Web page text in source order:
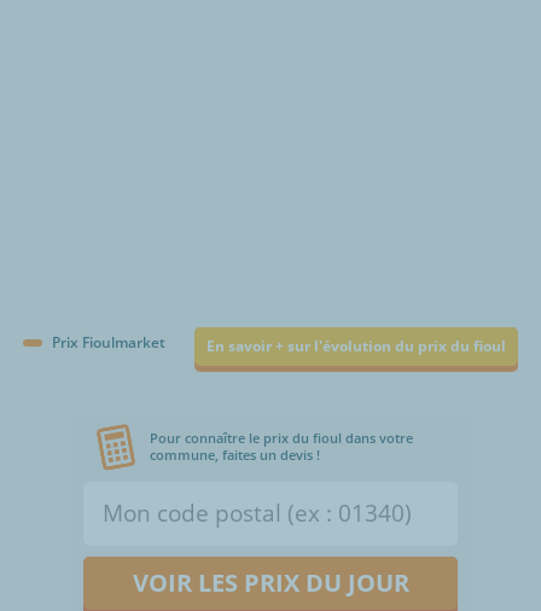
Prix Fioulmarket En savoir + sur l'évolution du prix du fioul
Pour connaître le prix du fioul dans votre
commune, faites un devis !
VOIR LES PRIX DU JOUR